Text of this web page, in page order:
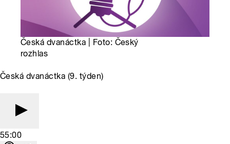
Česká dvanáctka | Foto: Český
rozhlas
Česká dvanáctka (9. týden)
55:00